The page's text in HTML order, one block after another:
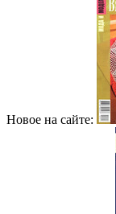
Новое на сайте: